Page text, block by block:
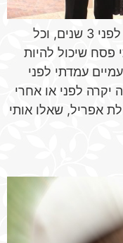
את המאמר הזה תכננתי לכתוב כבר לפני 3 שנים, וכל
פסח שיכול להיות
עמדתי לפני
אם זה יקרה לפני או אחרי
אפריל, שאלו אותי